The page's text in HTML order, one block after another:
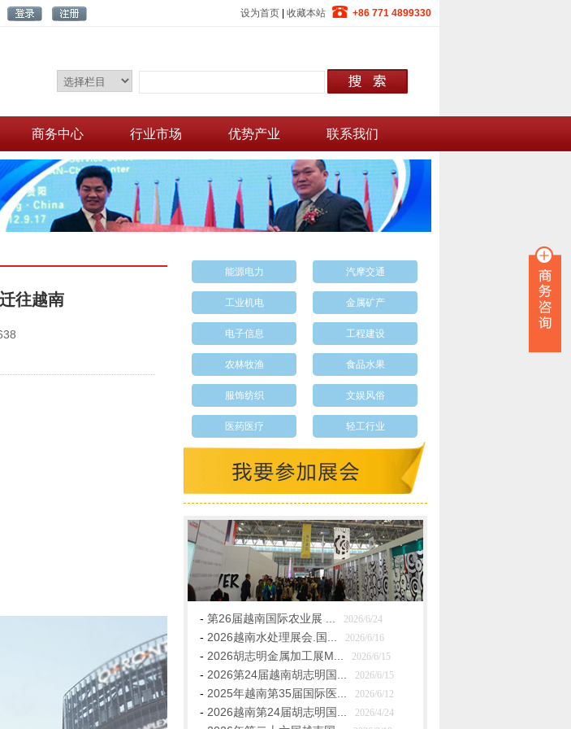
设为首页 收藏本站 +86 771 4899330
商务中心 行业市场 优势产业 联系我们
往越南
能源电力 汽摩交通
工业机电 金属矿产
电子信息 工程建设
农林牧渔 食品水果
服饰纺织 文娱风俗
医药医疗 轻工行业
- 第26届越南国际农业展 ... 2026/6/24
- 2026越南水处理展会.国... 2026/6/16
- 2026胡志明金属加工展M... 2026/6/15
- 2026第24届越南胡志明国... 2026/6/15
- 2025年越南第35届国际医... 2026/6/12
- 2026越南第24届胡志明国... 2026/4/24